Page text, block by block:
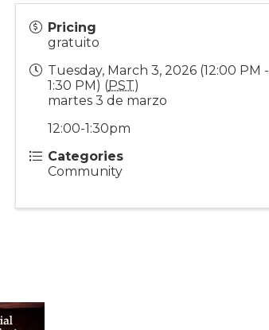
Pricing
gratuito
Tuesday, March 3, 2026 (12:00 PM -
1:30 PM) (PST)
martes 3 de marzo
12:00-1:30pm
Categories
Community